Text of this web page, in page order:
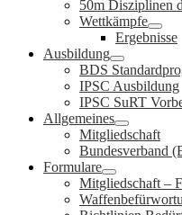
50m Disziplinen
Wettkämpfe
Ergebnisse
Ausbildung
BDS
IPSC Ausbildung
IPSC SuRT
Allgemeines
Mitgliedschaft
Bundesverband
Formulare
Mitgliedschaft –